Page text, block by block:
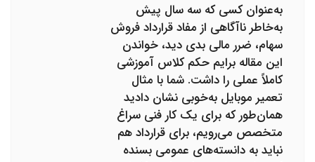
به‌عنوان کسی که سه سال پیش
به‌خاطر ناآگاهی از مفاد قرارداد فروش
سهام، ضرر مالی بدی دید، خواندن
این مقاله برایم حکم کلاس آموزشی
کاملاً عملی را داشت. شما با مثال
تعمیر موبایل به‌خوبی نشان دادید
همان‌طور که برای یک کار فنی سراغ
متخصص می‌رویم، برای قرارداد هم
نباید به دانسته‌های عمومی بسنده